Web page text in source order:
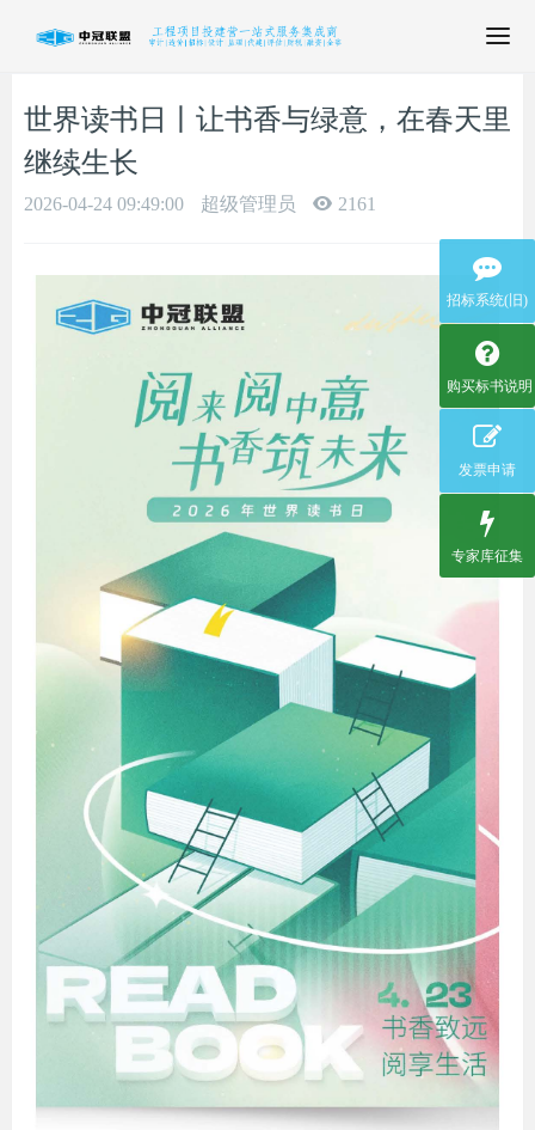
T
g
i
g
a
t
i
o
n
世界读书日丨让书香与绿意，在春天里
继续生长
2026-04-24 09:49:00 超级管理员 2161
招标系统(旧)
购买标书说明
发票申请
专家库征集